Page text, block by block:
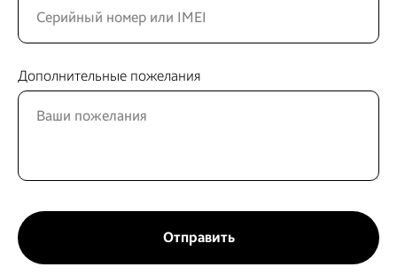
Дополнительные пожелания
Отправить